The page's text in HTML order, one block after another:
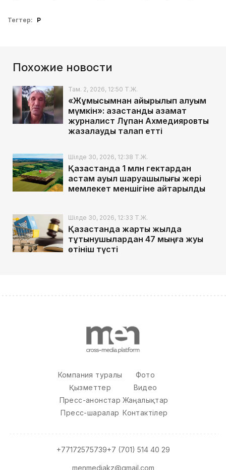
Тегтер: ҚР
Похожие новости
Там. 2, 2026, 12:50 Т.Ж.
«Жұмысымнан айырылып қалуым
мүмкін»: қазақстандық азамат
журналист Лұқпан Ахмедияровты
жазалауды талап етті
Шілде 30, 2026, 12:38 Т.Ж.
Қазақстанда 1 млн гектардан
астам ауыл шаруашылығы жері
мемлекет меншігіне қайтарылды
Шілде 30, 2026, 12:33 Т.Ж.
Қазақстанда жарты жылда
тұтынушылардан 47 мыңға жуық
өтініш түсті
Компания туралы
Қызметтер
Пресс-анонстар
Пресс-шаралар
Фото
Видео
Жаңалықтар
Контактілер
menmediakz@gmail.com
+77172575739+7 (701) 514 40 29